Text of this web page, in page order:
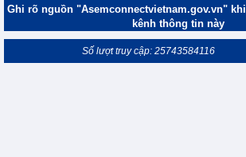
Ghi rõ nguồn "Asemconnectvietnam.gov.vn"
kênh thông tin này
Số lượt truy cập: 25743584116